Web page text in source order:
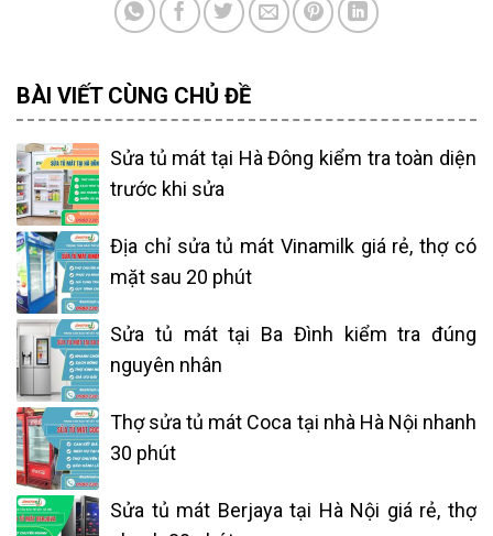
BÀI VIẾT CÙNG CHỦ ĐỀ
Sửa tủ mát tại Hà Đông kiểm tra toàn diện
trước khi sửa
Địa chỉ sửa tủ mát Vinamilk giá rẻ, thợ có
mặt sau 20 phút
Sửa tủ mát tại Ba Đình kiểm tra đúng
nguyên nhân
Thợ sửa tủ mát Coca tại nhà Hà Nội nhanh
30 phút
Sửa tủ mát Berjaya tại Hà Nội giá rẻ, thợ